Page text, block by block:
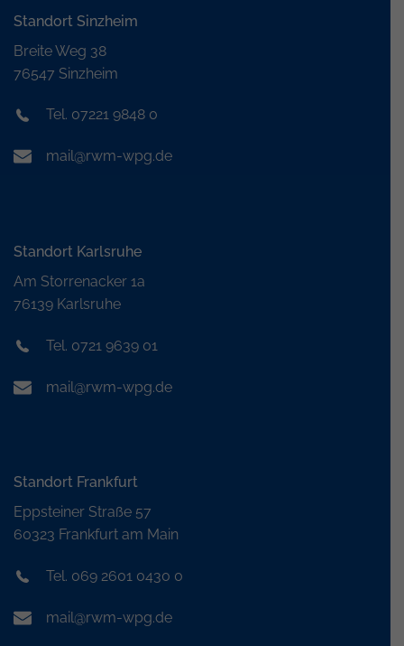
Standort Sinzheim
Breite Weg 38
76547 Sinzheim
Tel. 07221 9848 0
mail@rwm-wpg.de
Standort Karlsruhe
Am Storrenacker 1a
76139 Karlsruhe
Tel. 0721 9639 01
mail@rwm-wpg.de
Standort Frankfurt
Eppsteiner Straße 57
60323 Frankfurt am Main
Tel. 069 2601 0430 0
mail@rwm-wpg.de